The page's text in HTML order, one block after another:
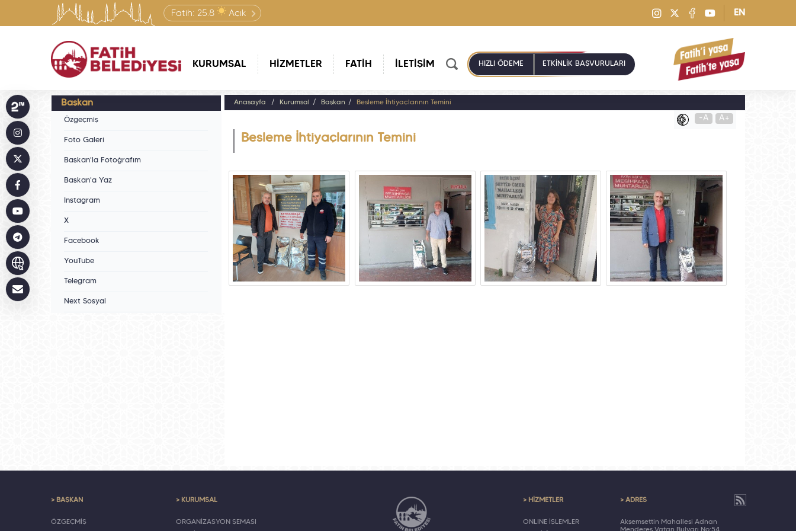
Fatih: 25.8 Açık EN
KURUMSAL HİZMETLER FATİH İLETİŞİM HIZLI ÖDEME ETKİNLİK BAŞVURULARI
Başkan
Özgeçmiş
Foto Galeri
Başkan'la Fotoğrafım
Başkan'a Yaz
Instagram
X
Facebook
YouTube
Telegram
Next Sosyal
Anasayfa Kurumsal Başkan Besleme İhtiyaçlarının Temini
-A A+
Besleme İhtiyaçlarının Temini
> BAŞKAN
ÖZGEÇMİŞ
> KURUMSAL
ORGANİZASYON ŞEMASI
> HİZMETLER
ONLINE İŞLEMLER
> ADRES
Akşemsettin Mahallesi Adnan
Menderes Vatan Bulvarı No:54